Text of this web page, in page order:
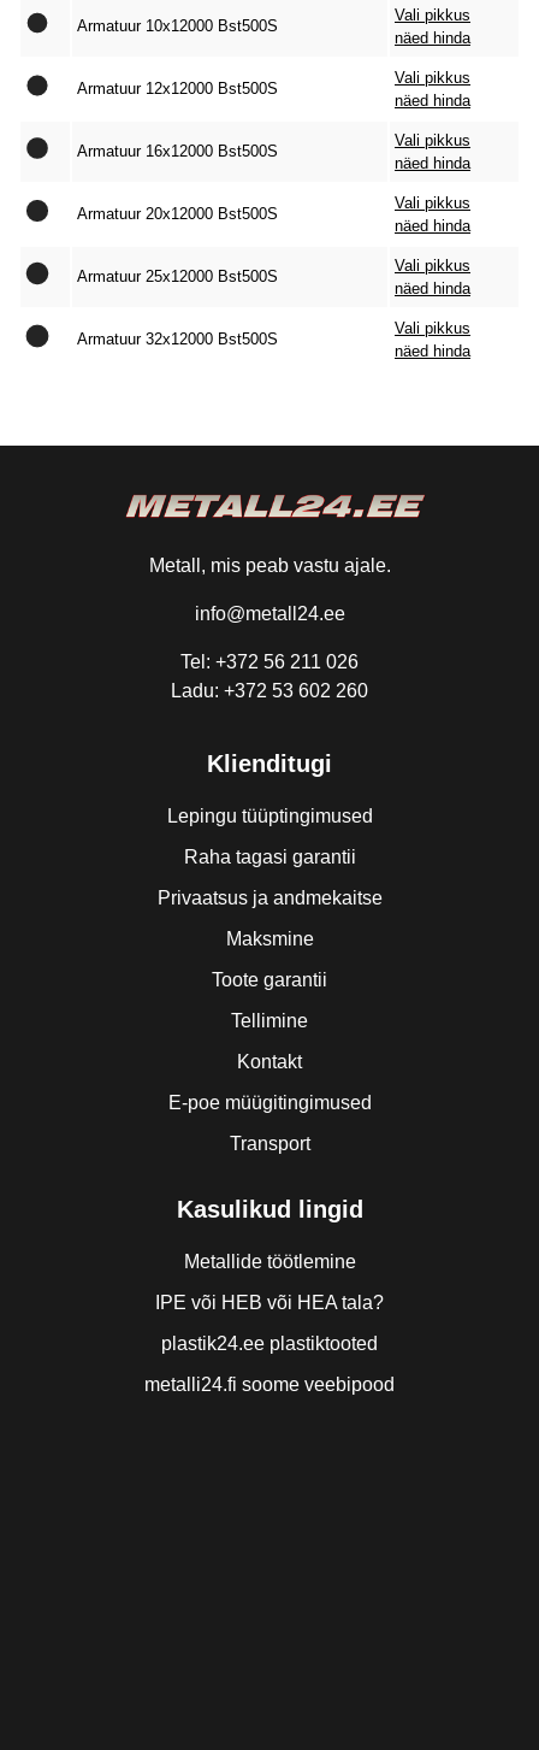
Armatuur 10x12000 Bst500S
Vali pikkus
näed hinda
Armatuur 12x12000 Bst500S
Vali pikkus
näed hinda
Armatuur 16x12000 Bst500S
Vali pikkus
näed hinda
Armatuur 20x12000 Bst500S
Vali pikkus
näed hinda
Armatuur 25x12000 Bst500S
Vali pikkus
näed hinda
Armatuur 32x12000 Bst500S
Vali pikkus
näed hinda
Metall, mis peab vastu ajale.
info@metall24.ee
Tel: +372 56 211 026
Ladu: +372 53 602 260
Klienditugi
Lepingu tüüptingimused
Raha tagasi garantii
Privaatsus ja andmekaitse
Maksmine
Toote garantii
Tellimine
Kontakt
E-poe müügitingimused
Transport
Kasulikud lingid
Metallide töötlemine
IPE või HEB või HEA tala?
plastik24.ee plastiktooted
metalli24.fi soome veebipood